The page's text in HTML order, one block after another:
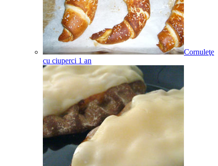
Cornuleţe
cu ciuperci 1 an